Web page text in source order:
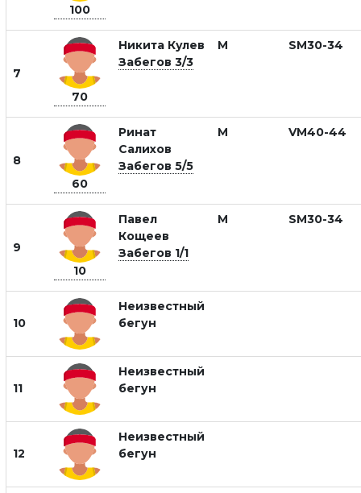
100
7
70
Никита Кулев
Забегов 3/3
М SM30-34
8
60
Ринат
Салихов
Забегов 5/5
М VM40-44
9
10
Павел
Кощеев
Забегов 1/1
М SM30-34
10
Неизвестный
бегун
11
Неизвестный
бегун
12
Неизвестный
бегун